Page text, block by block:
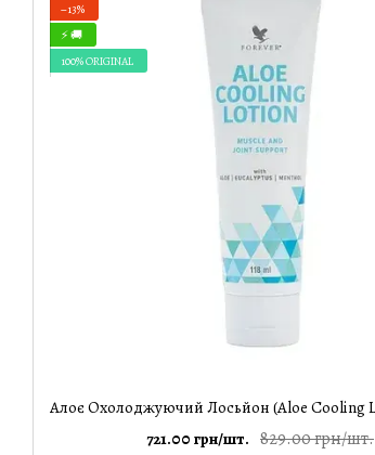
−13%
⚡ 🚚
100% ORIGINAL
829.00 грн/шт.
721.00 грн/шт.